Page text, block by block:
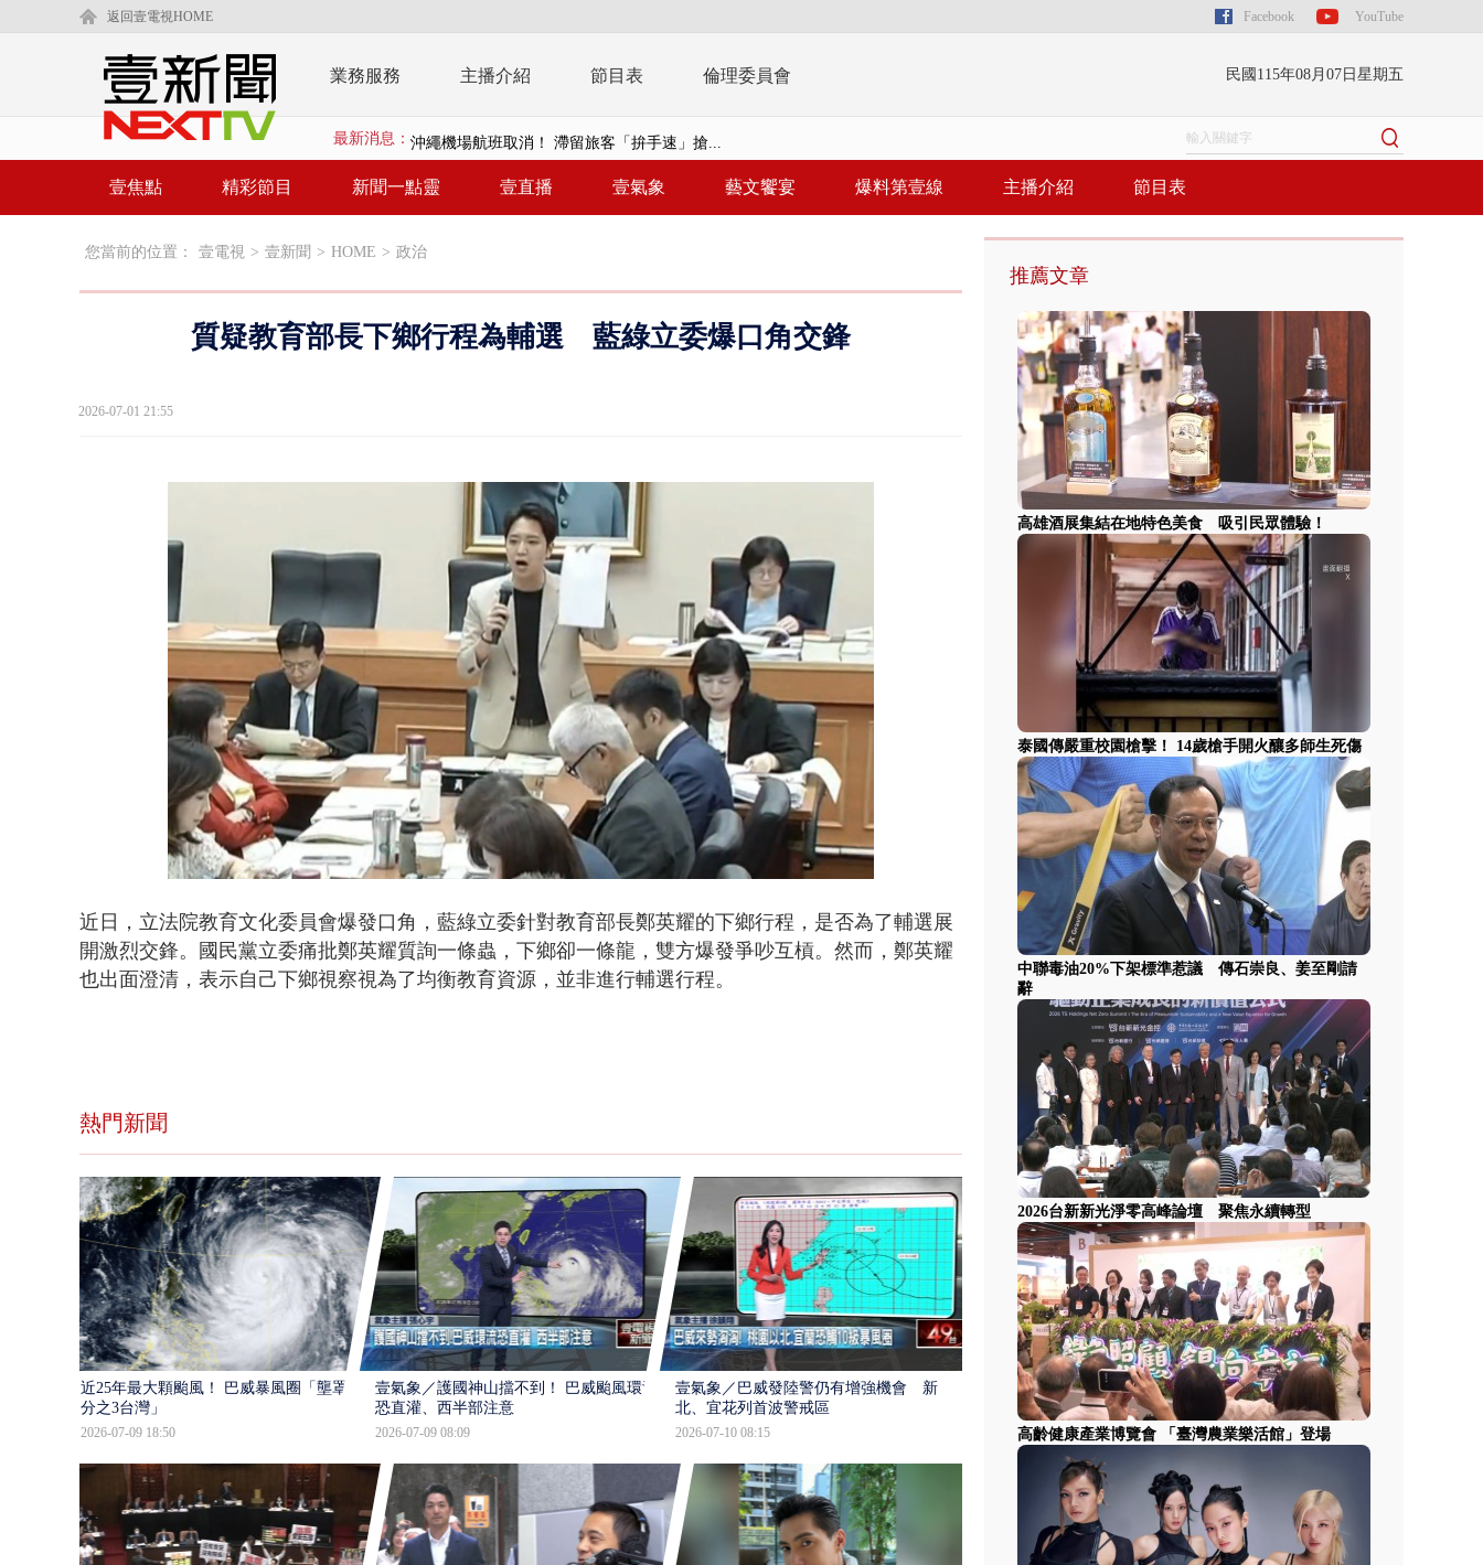
返回壹電視HOME Facebook YouTube
業務服務 主播介紹 節目表 倫理委員會 民國115年08月07日星期五
最新消息： 沖繩機場航班取消！ 滯留旅客「拚手速」搶...
泰國傳嚴重校園槍擊！ 14歲槍手開火釀多師...
父親節限定！ 「一鴨三吃」、「客家攪福」...
白海豚海警！ 雨彈將炸台中以北 不排除明...
壹焦點 精彩節目 新聞一點靈 壹直播 壹氣象 藝文饗宴 爆料第壹線 主播介紹 節目表
您當前的位置： 壹電視 > 壹新聞 > HOME > 政治
質疑教育部長下鄉行程為輔選 藍綠立委爆口角交鋒
2026-07-01 21:55
Unmute Loaded
49.82%
近日，立法院教育文化委員會爆發口角，藍綠立委針對教育部長鄭英耀的下鄉行程，是否為了輔選展
開激烈交鋒。國民黨立委痛批鄭英耀質詢一條蟲，下鄉卻一條龍，雙方爆發爭吵互槓。然而，鄭英耀
也出面澄清，表示自己下鄉視察視為了均衡教育資源，並非進行輔選行程。
熱門新聞
近25年最大顆颱風！ 巴威暴風圈「壟罩4
分之3台灣」
2026-07-09 18:50
壹氣象／護國神山擋不到！ 巴威颱風環流
恐直灌、西半部注意
2026-07-09 08:09
壹氣象／巴威發陸警仍有增強機會 新
北、宜花列首波警戒區
2026-07-10 08:15
推薦文章
高雄酒展集結在地特色美食 吸引民眾體驗！
泰國傳嚴重校園槍擊！ 14歲槍手開火釀多師生死傷
中聯毒油20%下架標準惹議 傳石崇良、姜至剛請
辭
2026台新新光淨零高峰論壇 聚焦永續轉型
高齡健康產業博覽會 「臺灣農業樂活館」登場